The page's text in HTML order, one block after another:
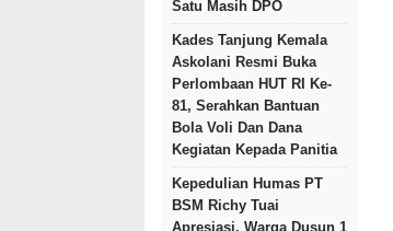
Satu Masih DPO
Kades Tanjung Kemala
Askolani Resmi Buka
Perlombaan HUT RI Ke-
81, Serahkan Bantuan
Bola Voli Dan Dana
Kegiatan Kepada Panitia
Kepedulian Humas PT
BSM Richy Tuai
Apresiasi, Warga Dusun 1